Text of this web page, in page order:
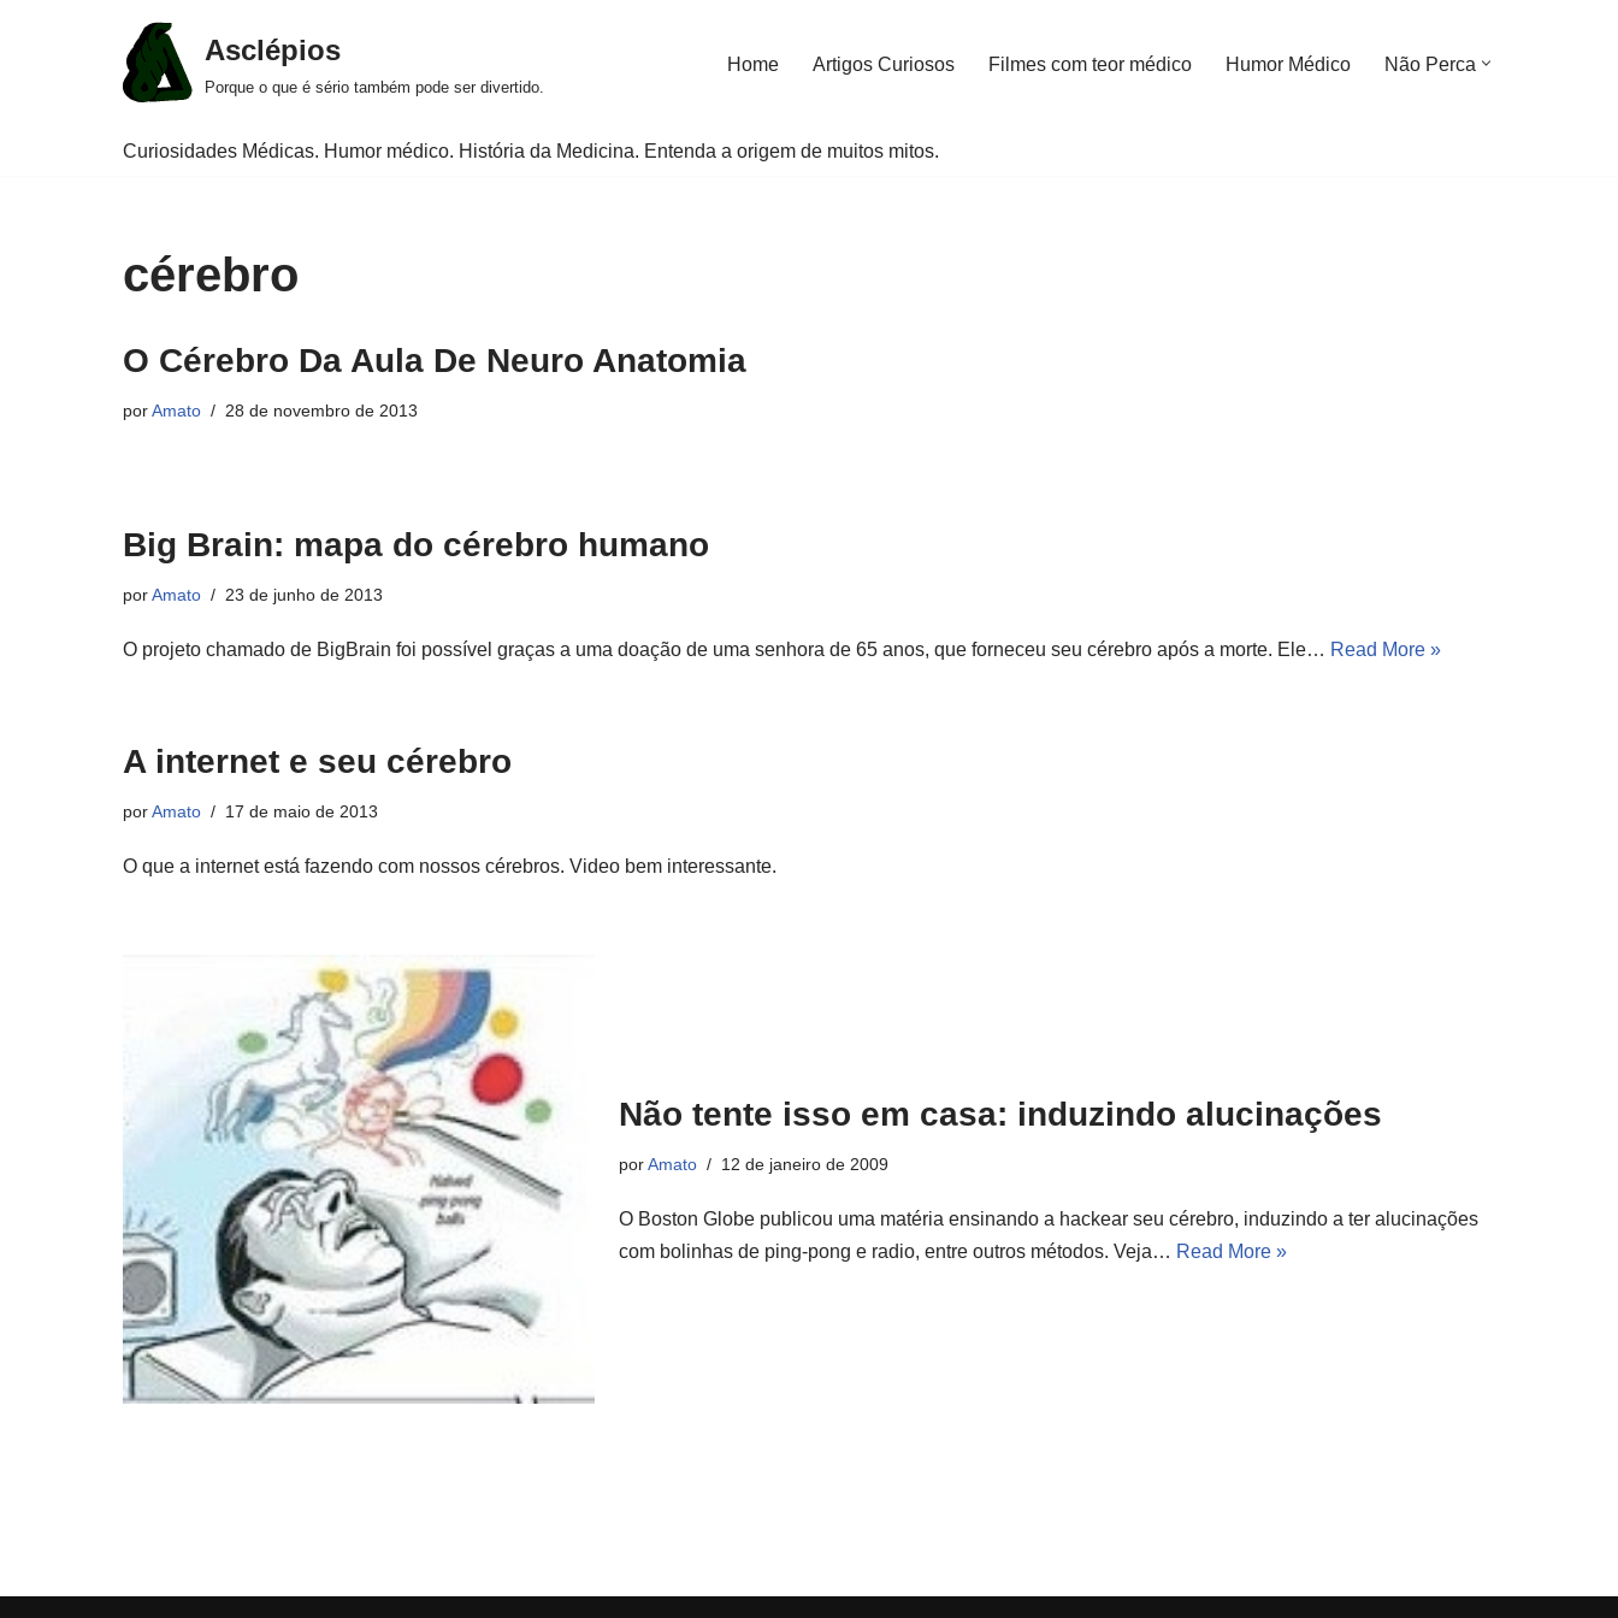
Asclépios
Porque o que é sério também pode ser divertido.
Home Artigos Curiosos Filmes com teor médico Humor Médico Não Perca
Curiosidades Médicas. Humor médico. História da Medicina. Entenda a origem de muitos mitos.
cérebro
O Cérebro Da Aula De Neuro Anatomia
porAmato 28 de novembro de 2013
Big Brain: mapa do cérebro humano
porAmato 23 de junho de 2013
O projeto chamado de BigBrain foi possível graças a uma doação de uma senhora de 65 anos, que forneceu seu cérebro após a morte. Ele… Read More »
A internet e seu cérebro
porAmato 17 de maio de 2013
O que a internet está fazendo com nossos cérebros. Video bem interessante.
Não tente isso em casa: induzindo alucinações
porAmato 12 de janeiro de 2009
O Boston Globe publicou uma matéria ensinando a hackear seu cérebro, induzindo a ter alucinações
com bolinhas de ping-pong e radio, entre outros métodos. Veja… Read More »